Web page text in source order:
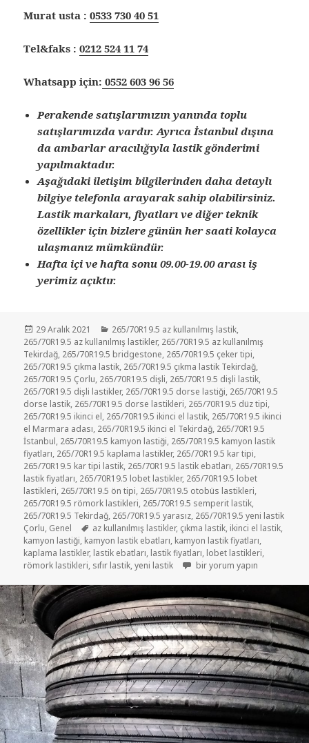
Murat usta :0533 730 40 51
Tel&faks :0212 524 11 74
Whatsapp için: 0552 603 96 56
Perakende satışlarımızın yanında toplu
satışlarımızda vardır. Ayrıca İstanbul dışına
da ambarlar aracılığıyla lastik gönderimi
yapılmaktadır.
Aşağıdaki iletişim bilgilerinden daha detaylı
bilgiye telefonla arayarak sahip olabilirsiniz.
Lastik markaları, fiyatları ve diğer teknik
özellikler için bizlere günün her saati kolayca
ulaşmanız mümkündür.
Hafta içi ve hafta sonu 09.00-19.00 arası iş
yerimiz açıktır.
Yayın
tarihi
29 Aralık 2021 Kategoriler
265/70R19.5 az kullanılmış lastik,
265/70R19.5 az kullanılmış lastikler, 265/70R19.5 az kullanılmış
Tekirdağ, 265/70R19.5 bridgestone, 265/70R19.5 çeker tipi,
265/70R19.5 çıkma lastik, 265/70R19.5 çıkma lastik Tekirdağ,
265/70R19.5 Çorlu, 265/70R19.5 dişli, 265/70R19.5 dişli lastik,
265/70R19.5 dişli lastikler, 265/70R19.5 dorse lastiği, 265/70R19.5
dorse lastik, 265/70R19.5 dorse lastikleri, 265/70R19.5 düz tipi,
265/70R19.5 ikinci el, 265/70R19.5 ikinci el lastik, 265/70R19.5 ikinci
el Marmara adası, 265/70R19.5 ikinci el Tekirdağ, 265/70R19.5
İstanbul, 265/70R19.5 kamyon lastiği, 265/70R19.5 kamyon lastik
fiyatları, 265/70R19.5 kaplama lastikler, 265/70R19.5 kar tipi,
265/70R19.5 kar tipi lastik, 265/70R19.5 lastik ebatları, 265/70R19.5
lastik fiyatları, 265/70R19.5 lobet lastikler, 265/70R19.5 lobet
lastikleri, 265/70R19.5 ön tipi, 265/70R19.5 otobüs lastikleri,
265/70R19.5 römork lastikleri, 265/70R19.5 semperit lastik,
265/70R19.5 Tekirdağ, 265/70R19.5 yarasız, 265/70R19.5 yeni lastik
Çorlu, Genel Etiketler
az kullanılmış lastikler, çıkma lastik, ikinci el lastik,
kamyon lastiği, kamyon lastik ebatları, kamyon lastik fiyatları,
kaplama lastikler, lastik ebatları, lastik fiyatları, lobet lastikleri,
römork lastikleri, sıfır lastik,yeni lastik 265/70R19.5 AZ
bir yorum yapın